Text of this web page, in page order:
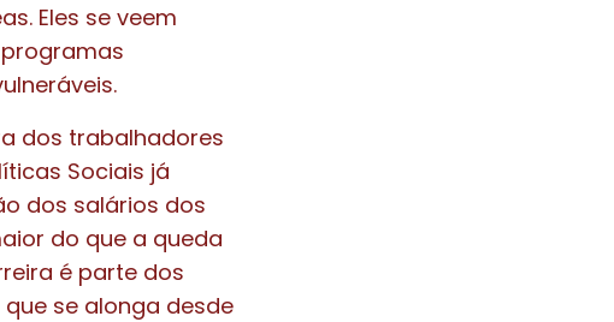
Eles se veem
dos trabalhadores
Sociais já
dos salários dos
do que a queda
é parte dos
se alonga desde